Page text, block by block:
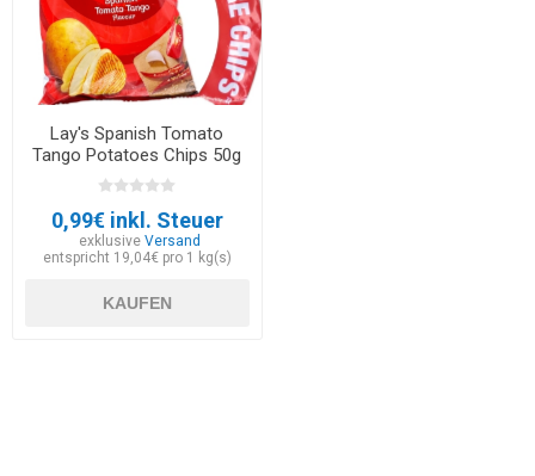
Lay's Spanish Tomato
Tango Potatoes Chips 50g
0,99€ inkl. Steuer
exklusiveVersand
entspricht 19,04€ pro 1 kg(s)
KAUFEN